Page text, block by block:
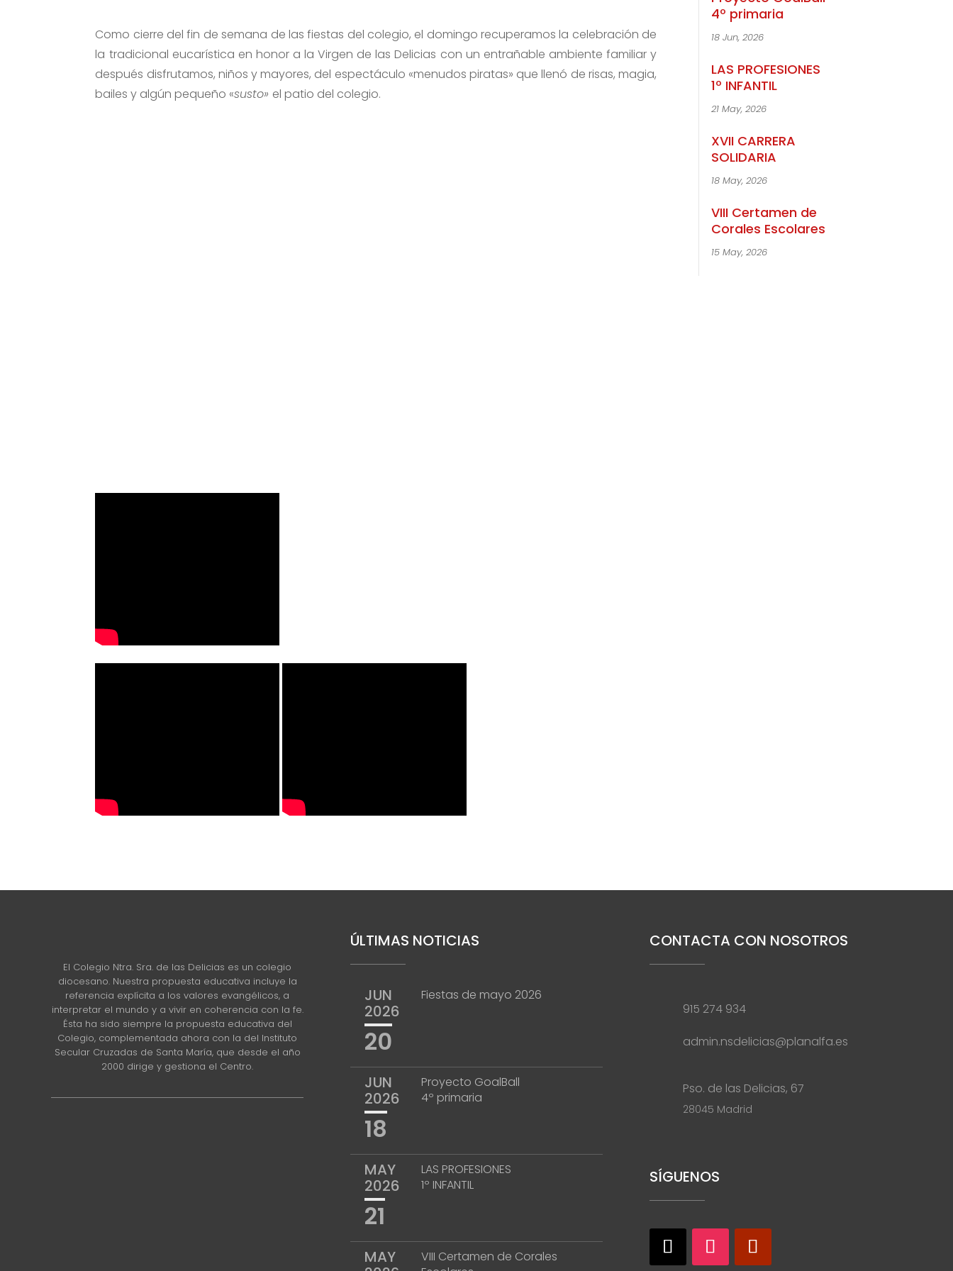
Como cierre del fin de semana de las fiestas del colegio, el domingo recuperamos la celebración de
la tradicional eucarística en honor a la Virgen de las Delicias con un entrañable ambiente familiar y
después disfrutamos, niños y mayores, del espectáculo «menudos piratas» que llenó de risas, magia,
bailes y algún pequeño «susto» el patio del colegio.
4º primaria
18 Jun, 2026
LAS PROFESIONES
1º INFANTIL
21 May, 2026
XVII CARRERA
SOLIDARIA
18 May, 2026
VIII Certamen de
Corales Escolares
15 May, 2026
El Colegio Ntra. Sra. de las Delicias es un colegio
diocesano. Nuestra propuesta educativa incluye la
referencia explícita a los valores evangélicos, a
interpretar el mundo y a vivir en coherencia con la fe.
Ésta ha sido siempre la propuesta educativa del
Colegio, complementada ahora con la del Instituto
Secular Cruzadas de Santa María, que desde el año
2000 dirige y gestiona el Centro.
ÚLTIMAS NOTICIAS
JUN
2026
20
Fiestas de mayo 2026
JUN
2026
18
Proyecto GoalBall
4º primaria
MAY
2026
21
LAS PROFESIONES
1º INFANTIL
MAY
VIII Certamen de Corales
CONTACTA CON NOSOTROS
915 274 934
admin.nsdelicias@planalfa.es
Pso. de las Delicias, 67
28045 Madrid
SÍGUENOS